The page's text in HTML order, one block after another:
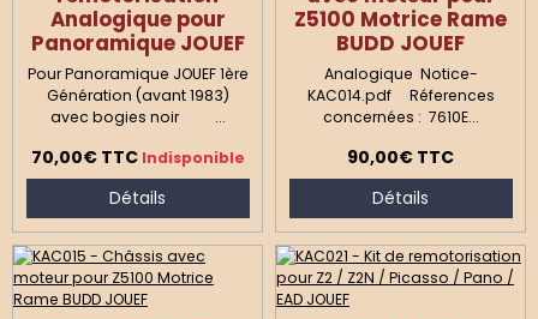
Analogique pour
Panoramique JOUEF
Pour Panoramique JOUEF 1ère
Génération (avant 1983)
avec bogies noir ...
70,00€ TTC Indisponible
Détails
Z5100 Motrice Rame
BUDD JOUEF
Analogique Notice-
KAC014.pdf Réferences
concernées : 7610E...
90,00€ TTC
Détails